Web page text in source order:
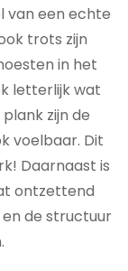
van een echte
trots zijn
in het
letterlijk wat
zijn de
voelbaar. Dit
Daarnaast is
ontzettend
de structuur